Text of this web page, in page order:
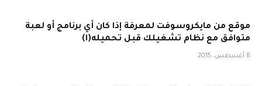
موقع من مايكروسوفت لمعرفة إذا كان أي برنامج أو لعبة
متوافق مع نظام تشغيلك قبل تحميله(ا)
8 أغسطس، 2015